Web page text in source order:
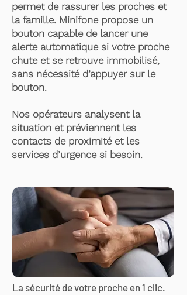
permet de rassurer les proches et
la famille. Minifone propose un
bouton capable de lancer une
alerte automatique si votre proche
chute et se retrouve immobilisé,
sans nécessité d’appuyer sur le
bouton.
Nos opérateurs analysent la
situation et préviennent les
contacts de proximité et les
services d’urgence si besoin.
La sécurité de votre proche en 1 clic.